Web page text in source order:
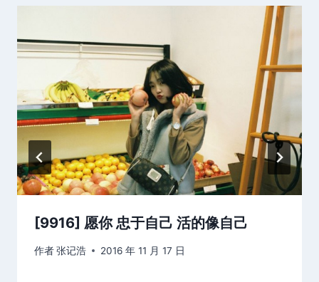
[9916] 愿你 忠于自己 活的像自己
作者张记浩 2016 年 11 月 17 日